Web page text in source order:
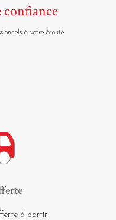
confiance
à votre écoute
à partir